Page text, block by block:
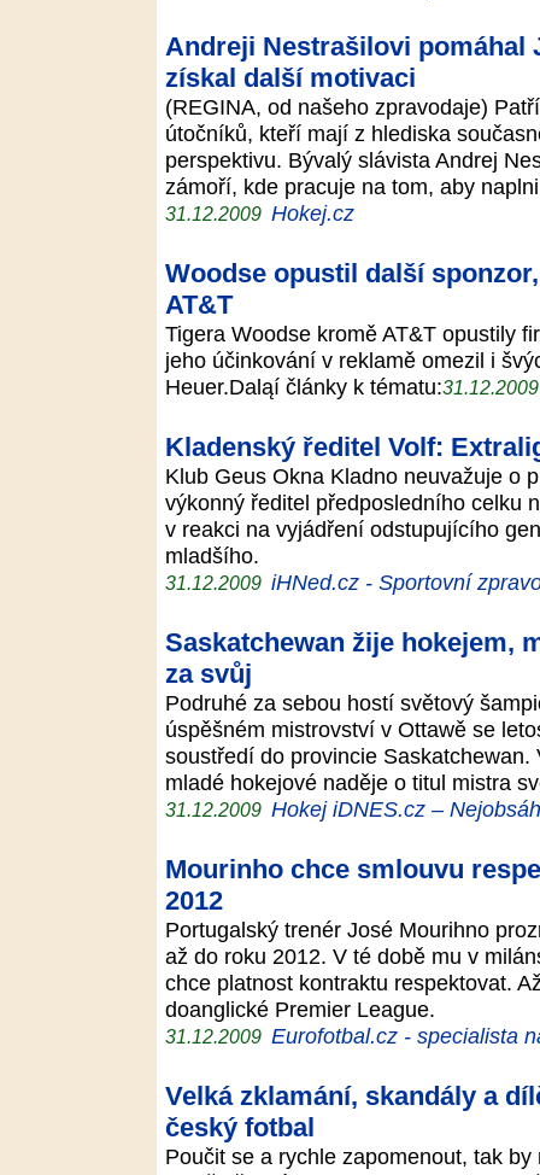
Andreji Nestrašilovi pomáhal
získal další motivaci
(REGINA, od našeho zpravodaje)
útočníků, kteří mají z hlediska
perspektivu. Bývalý slávista Andrej
zámoří, kde pracuje na tom, aby
31.12.2009 Hokej.cz
Woodse opustil další
AT&T
Tigera Woodse kromě AT&T opustily
jeho účinkování v reklamě omezil i
Heuer.Daląí články k tématu:
Kladenský ředitel Volf:
Klub Geus Okna Kladno neuvažuje o
výkonný ředitel předposledního celku
v reakci na vyjádření odstupujícího
mladšího.
31.12.2009 iHNed.cz - Sportovní
Saskatchewan žije hokejem,
za svůj
Podruhé za sebou hostí světový
úspěšném mistrovství v Ottawě se
soustředí do provincie
mladé hokejové naděje o titul mistra
31.12.2009 Hokej iDNES.cz –
Mourinho chce smlouvu
2012
Portugalský trenér José Mourihno
až do roku 2012. V té době mu v
chce platnost kontraktu respektovat.
doanglické Premier League.
31.12.2009 Eurofotbal.cz - specialista
Velká zklamání, skandály a
český fotbal
Poučit se a rychle zapomenout, tak